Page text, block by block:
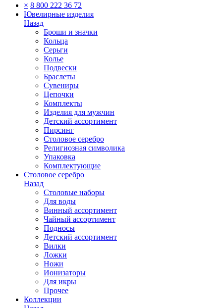
× 8 800 222 36 72
Ювелирные изделия
Назад
Броши и значки
Кольца
Серьги
Колье
Подвески
Браслеты
Сувениры
Цепочки
Комплекты
Изделия для мужчин
Детский ассортимент
Пирсинг
Столовое серебро
Религиозная символика
Упаковка
Комплектующие
Столовое серебро
Назад
Столовые наборы
Для воды
Винный ассортимент
Чайный ассортимент
Подносы
Детский ассортимент
Вилки
Ложки
Ножи
Ионизаторы
Для икры
Прочее
Коллекции